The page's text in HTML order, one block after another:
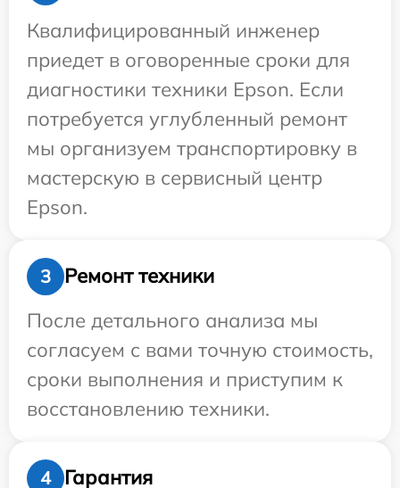
Квалифицированный инженер
приедет в оговоренные сроки для
диагностики техники Epson. Если
потребуется углубленный ремонт
мы организуем транспортировку в
мастерскую в сервисный центр
Epson.
3
Ремонт техники
После детального анализа мы
согласуем с вами точную стоимость,
сроки выполнения и приступим к
восстановлению техники.
4 Гарантия